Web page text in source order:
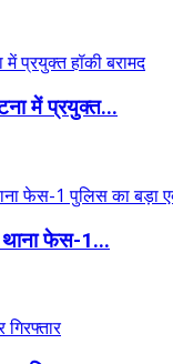
में प्रयुक्त...
थाना फेस-1...